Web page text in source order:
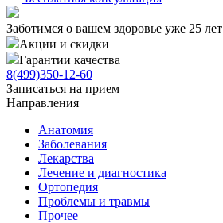
Заботимся о вашем здоровье уже 25 лет
Акции и скидки
Гарантии качества
8(499)350-12-60
Записаться на прием
Направления
Анатомия
Заболевания
Лекарства
Лечение и диагностика
Ортопедия
Проблемы и травмы
Прочее